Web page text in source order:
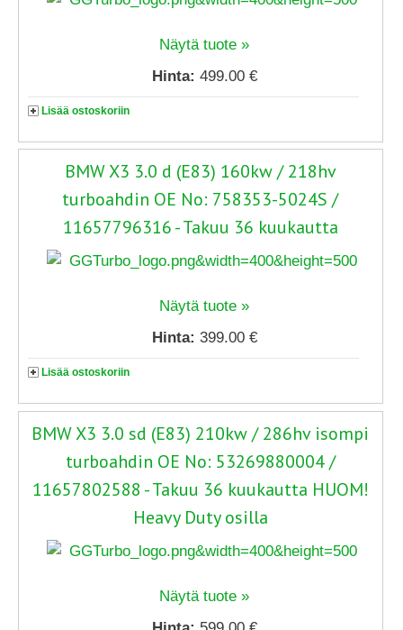
Näytä tuote »
Hinta: 499.00 €
Lisää ostoskoriin
BMW X3 3.0 d (E83) 160kw / 218hv
turboahdin OE No: 758353-5024S /
11657796316 - Takuu 36 kuukautta
Näytä tuote »
Hinta: 399.00 €
Lisää ostoskoriin
BMW X3 3.0 sd (E83) 210kw / 286hv isompi
turboahdin OE No: 53269880004 /
11657802588 - Takuu 36 kuukautta HUOM!
Heavy Duty osilla
Näytä tuote »